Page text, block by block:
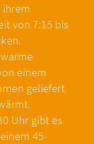
von 7:15 bis
einem
geliefert
Uhr gibt es
45-